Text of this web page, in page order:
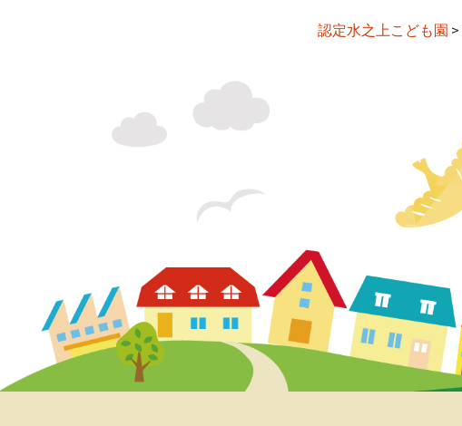
認定水之上こども園 >